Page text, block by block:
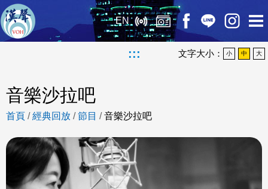
EN
::: 文字大小： 小 中 大
音樂沙拉吧
首頁 /經典回放 /節目 /音樂沙拉吧